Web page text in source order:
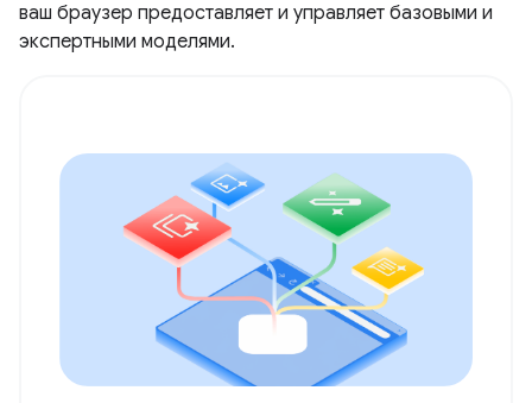
ваш браузер предоставляет и управляет базовыми и
экспертными моделями.